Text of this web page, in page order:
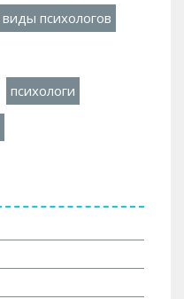
виды психологов
психологи